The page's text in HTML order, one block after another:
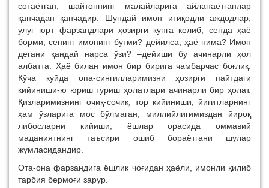
сотаётган, шайтоннинг малайларига айланаётганлар
қанчадан қанчадир. Шундай имон итиқодли аждодлар,
улуғ юрт фарзандлари ҳозирги кунга келиб, сенда ҳаё
борми, сенинг имонинг бутми? дейилса, ҳаё нима? Имон
дегани қандай нарса ўзи? –дейиши бу ачинарли ҳол
албатта. Ҳаё билан имон бир бирига чамбарчас боғлиқ.
Кўча куйда опа-сингилларимизни ҳозирги пайтдаги
кийиниши-ю юриш туриш ҳолатлари ачинарли бир ҳолат.
Қизларимизнинг очиқ-сочиқ, тор кийиниши, йигитларнинг
ҳам ўзларига мос бўлмаган, миллийлигимиздан йироқ
либосларни кийиши, ёшлар орасида оммавий
маданиятнинг таъсири ошиб бораётгани шулар
жумласидандир.
Ота-она фарзандига ёшлик чоғидан ҳаёли, имонли қилиб
тарбия бермоғи зарур.